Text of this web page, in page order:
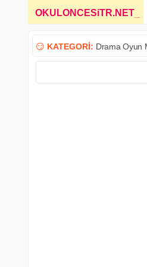
OKULONCESiTR.NET
😏 KATEGORİ: Drama Oyun